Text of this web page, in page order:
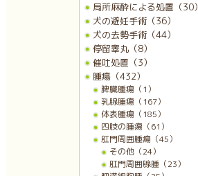
局所麻酔による処置（30）
犬の避妊手術（36）
犬の去勢手術（44）
停留睾丸（8）
催吐処置（3）
腫瘍（432）
脾臓腫瘍（1）
乳腺腫瘍（167）
体表腫瘍（185）
四肢の腫瘍（61）
肛門周囲腫瘍（45）
その他（24）
肛門周囲腺腫（23）